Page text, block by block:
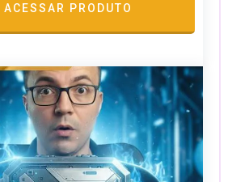
ACESSAR PRODUTO